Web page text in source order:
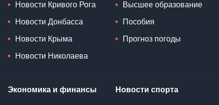
Новости Кривого Рога
Новости Донбасса
Новости Крыма
Новости Николаева
Высшее образование
Пособия
Прогноз погоды
Экономика и финансы Новости спорта